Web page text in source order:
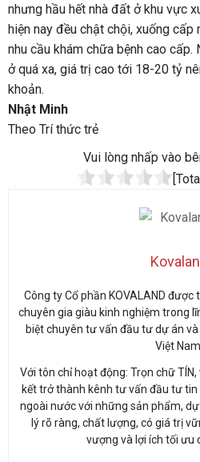
nhưng hầu hết nhà đất ở khu vực
hiện nay đều chật chội, xuống
nhu cầu khám chữa bệnh cao
ở quá xa, giá trị cao tới 18-20 tỷ
khoản.
Nhật Minh
Theo Trí thức trẻ
Vui lòng nhấp vào
Công ty Cổ phần KOVALAND
chuyên gia giàu kinh nghiệm trong
biệt chuyên tư vấn đầu tư dự án
Việt Nam.
Với tôn chỉ hoạt động: Trọn chữ
kết trở thành kênh tư vấn đầu tư
ngoài nước với những sản phẩm,
lý rõ ràng, chất lượng, có giá trị
vượng và lợi ích tối ưu